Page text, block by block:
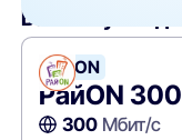
Вам могут
РайON
РайON 300
300Мбит/с